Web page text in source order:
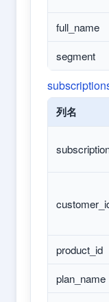
full_name
segment
列名
product_id
plan_name